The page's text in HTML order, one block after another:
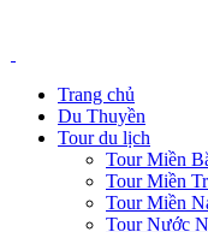
Trang chủ
Du Thuyền
Tour du lịch
Tour Miền
Tour Miền
Tour Miền
Tour Nước